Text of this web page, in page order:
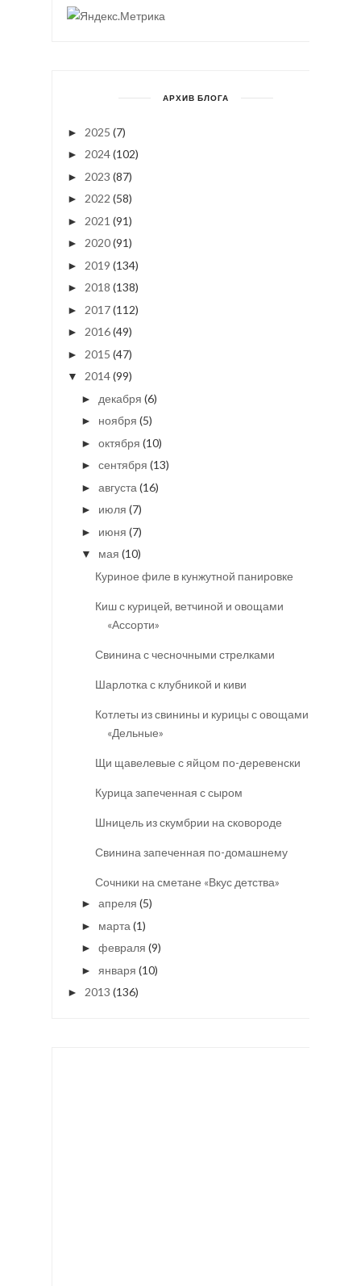
АРХИВ БЛОГА
► 2025 (7)
► 2024(102)
► 2023 (87)
► 2022 (58)
► 2021 (91)
► 2020(91)
► 2019 (134)
► 2018 (138)
► 2017(112)
► 2016(49)
► 2015 (47)
▼ 2014(99)
► декабря (6)
► ноября (5)
► октября (10)
► сентября (13)
► августа (16)
► июля (7)
► июня (7)
▼ мая (10)
Куриное филе в кунжутной панировке
Киш с курицей, ветчиной и овощами
«Ассорти»
Свинина с чесночными стрелками
Шарлотка с клубникой и киви
Котлеты из свинины и курицы с овощами
«Дельные»
Щи щавелевые с яйцом по-деревенски
Курица запеченная с сыром
Шницель из скумбрии на сковороде
Свинина запеченная по-домашнему
Сочники на сметане «Вкус детства»
► апреля (5)
► марта (1)
► февраля (9)
► января (10)
► 2013 (136)